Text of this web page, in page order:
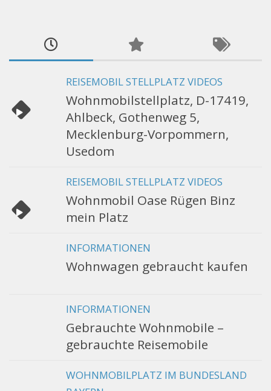
REISEMOBIL STELLPLATZ VIDEOS
Wohnmobilstellplatz, D-17419,
Ahlbeck, Gothenweg 5,
Mecklenburg-Vorpommern,
Usedom
REISEMOBIL STELLPLATZ VIDEOS
Wohnmobil Oase Rügen Binz
mein Platz
INFORMATIONEN
Wohnwagen gebraucht kaufen
INFORMATIONEN
Gebrauchte Wohnmobile –
gebrauchte Reisemobile
WOHNMOBILPLATZ IM BUNDESLAND